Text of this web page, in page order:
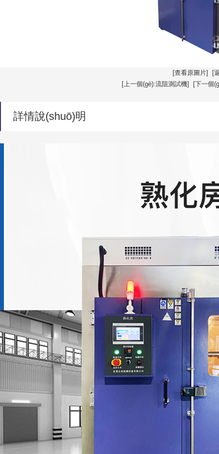
[查看原圖片]
[
[上一個(gè):流阻測試機]
[下一個
詳情說(shuō)明